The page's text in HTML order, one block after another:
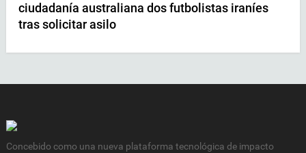
ciudadanía australiana dos futbolistas iraníes
tras solicitar asilo
Concebido como una nueva plataforma tecnológica de impacto